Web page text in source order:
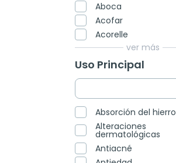
Aboca
Acofar
Acorelle
ver más
Uso Principal
Absorción del hierro
Alteraciones
dermatológicas
Antiacné